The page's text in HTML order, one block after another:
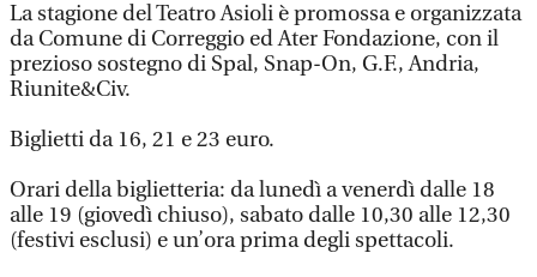
La stagione del Teatro Asioli è promossa e organizzata
da Comune di Correggio ed Ater Fondazione, con il
prezioso sostegno di Spal, Snap-On, G.F., Andria,
Riunite&Civ.
Biglietti da 16, 21 e 23 euro.
Orari della biglietteria: da lunedì a venerdì dalle 18
alle 19 (giovedì chiuso), sabato dalle 10,30 alle 12,30
(festivi esclusi) e un’ora prima degli spettacoli.